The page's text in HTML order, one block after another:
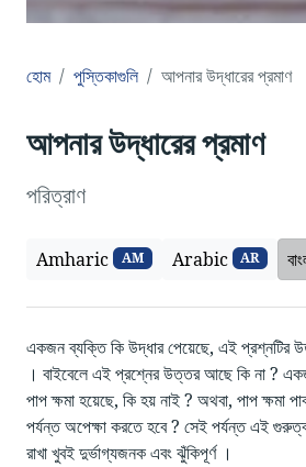
হোম পুস্তিকাগুলি আপনার উদ্ধারের প্রমাণ
আপনার উদ্ধারের প্রমাণ
পরিত্রাণ
Amharic AM Arabic AR
একজন ব্যক্তি কি উদ্ধার পেয়েছে, এই প্রশ্নটির
। বাইবেলে এই প্রশ্নের উত্তর আছে কি না ?
পাপ ক্ষমা হয়েছে, কি হয় নাই ? অথবা, পাপ ক্ষমা
পর্যন্ত অপেক্ষা করতে হবে ? সেই পর্যন্ত এই
রাখা খুবই দুর্ভাগ্যজনক এবং ঝুঁকিপূর্ণ ।